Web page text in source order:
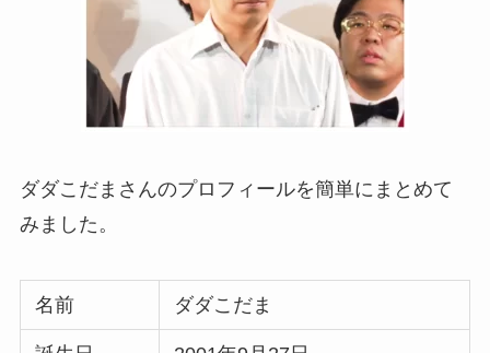
ダダこだまさんのプロフィールを簡単にまとめて
みました。
名前 ダダこだま